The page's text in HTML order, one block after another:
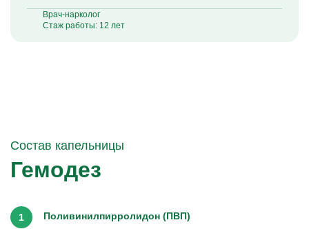
Врач-нарколог
Стаж работы: 12 лет
Состав капельницы
Гемодез
Поливинилпирролидон (ПВП)